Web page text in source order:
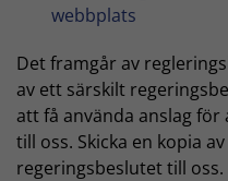
webbplats
Det framgår av
av ett särskilt
att få använda anslag
till oss. Skicka en kopia
regeringsbeslutet till oss.